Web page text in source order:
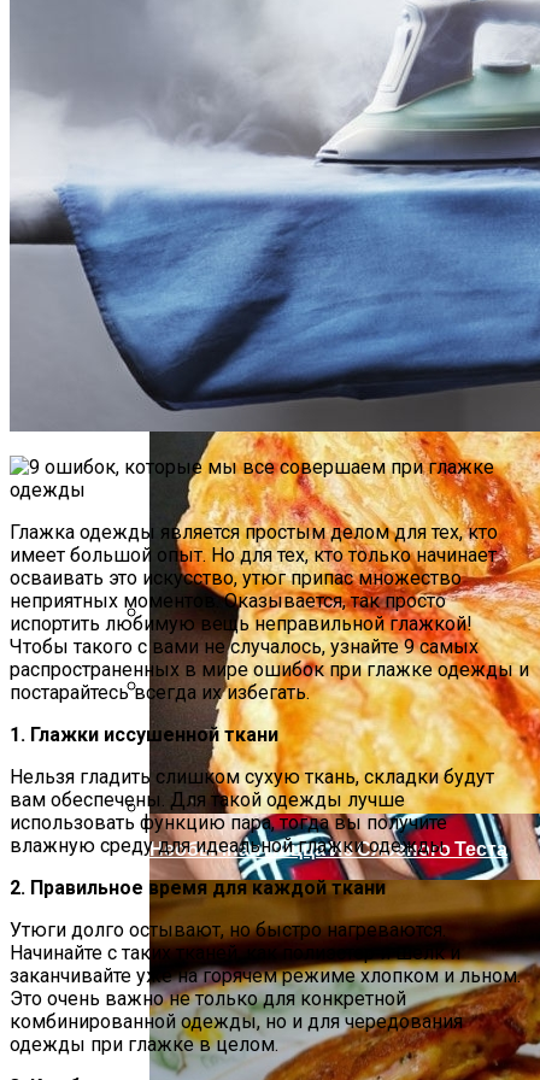
Почему Нельзя Повторно Кипятить
Воду Для Приготовления Чая Или Кофе
Как Повторно Использовать Воду
После Варки Риса
Маникюр С Разноцветными
Стрелочками
Маникюр С Идеальным Красным
Лаком «баловница»
Мясной Рулет С Соевым Соусом И
Кунжутом
Необычная Пицца Из Слоеного Теста
Глажка одежды является простым делом для тех, кто
имеет большой опыт. Но для тех, кто только начинает
осваивать это искусство, утюг припас множество
неприятных моментов. Оказывается, так просто
испортить любимую вещь неправильной глажкой!
Чтобы такого с вами не случалось, узнайте 9 самых
распространенных в мире ошибок при глажке одежды и
постарайтесь всегда их избегать.
1. Глажки иссушенной ткани
Нельзя гладить слишком сухую ткань, складки будут
вам обеспечены. Для такой одежды лучше
использовать функцию пара, тогда вы получите
влажную среду для идеальной глажки одежды.
2. Правильное время для каждой ткани
Утюги долго остывают, но быстро нагреваются.
Начинайте с таких тканей, как полиэстер и шелк и
заканчивайте уже на горячем режиме хлопком и льном.
Это очень важно не только для конкретной
комбинированной одежды, но и для чередования
одежды при глажке в целом.